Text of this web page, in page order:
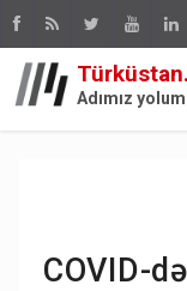
Adımız
COVID-